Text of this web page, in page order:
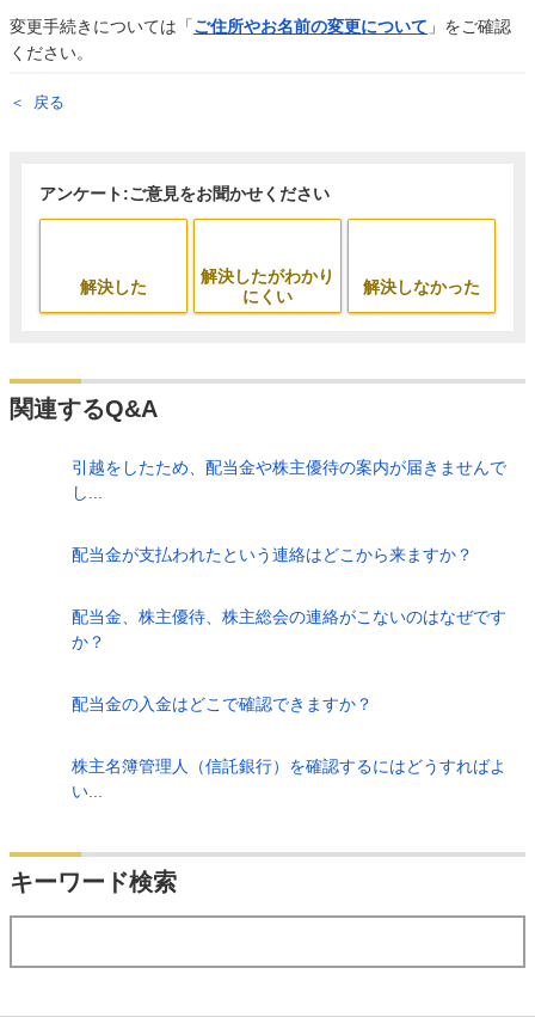
変更手続きについては「ご住所やお名前の変更について 」をご確認
ください。
戻る
アンケート:ご意見をお聞かせください
解決した
解決したがわかり
にくい
解決しなかった
関連するQ&A
引越をしたため、配当金や株主優待の案内が届きませんで
し...
配当金が支払われたという連絡はどこから来ますか？
配当金、株主優待、株主総会の連絡がこないのはなぜです
か？
配当金の入金はどこで確認できますか？
株主名簿管理人（信託銀行）を確認するにはどうすればよ
い...
キーワード検索